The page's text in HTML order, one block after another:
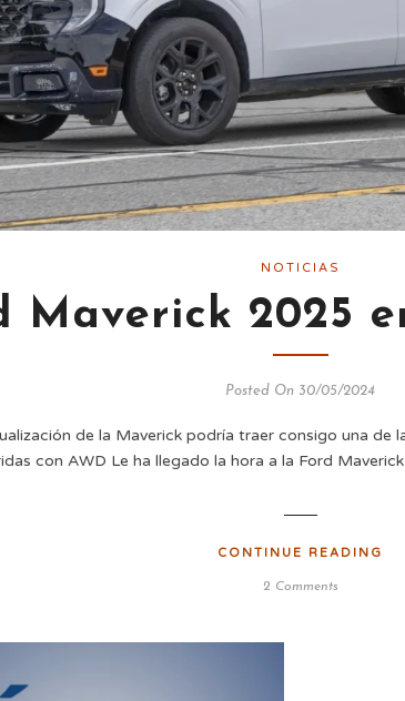
NOTICIAS
Maverick 2025
Posted On 30/05/2024
de la Maverick podría traer consigo una de
con AWD Le ha llegado la hora a la Ford
CONTINUE READING
2 Comments